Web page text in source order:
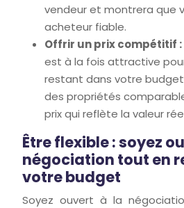
vendeur et montrera que
acheteur fiable.
Offrir un prix compétitif :
est à la fois attractive
restant dans votre
des propriétés
prix qui reflète la valeur
Être flexible : soyez
négociation tout en
votre budget
Soyez ouvert à la